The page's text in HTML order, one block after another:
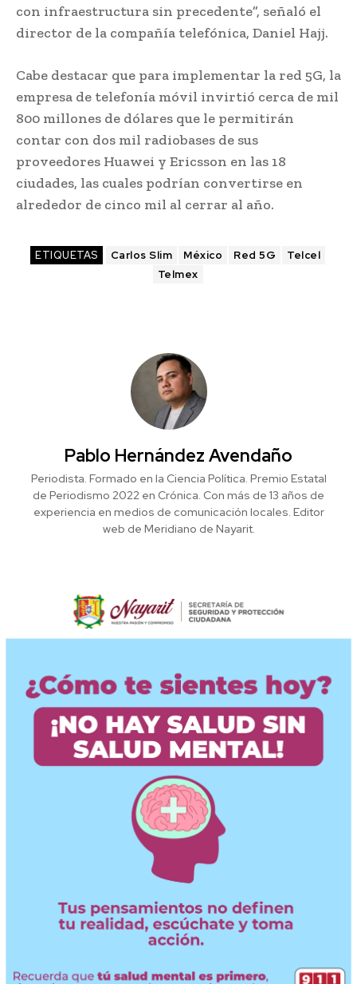
con infraestructura sin precedente”, señaló el
director de la compañía telefónica, Daniel Hajj.
Cabe destacar que para implementar la red 5G, la
empresa de telefonía móvil invirtió cerca de mil
800 millones de dólares que le permitirán
contar con dos mil radiobases de sus
proveedores Huawei y Ericsson en las 18
ciudades, las cuales podrían convertirse en
alrededor de cinco mil al cerrar al año.
ETIQUETAS Carlos Slim México Red 5G
Telcel
Telmex
Pablo Hernández Avendaño
Periodista. Formado en la Ciencia Política. Premio Estatal
de Periodismo 2022 en Crónica. Con más de 13 años de
experiencia en medios de comunicación locales. Editor
web de Meridiano de Nayarit.